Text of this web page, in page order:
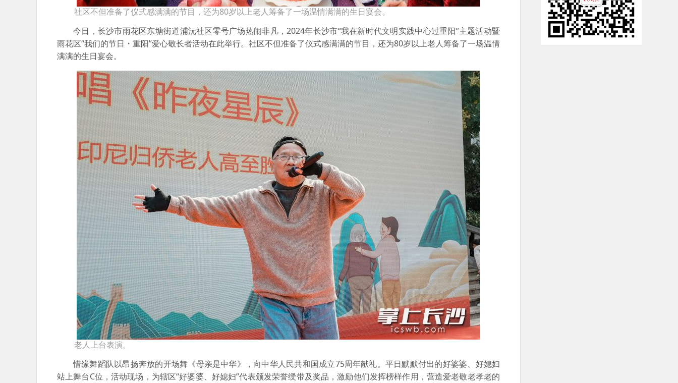
社区不但准备了仪式感满满的节目，还为80岁以上老人筹备了一场温情满满的生日宴会。
今日，长沙市雨花区东塘街道浦沅社区零号广场热闹非凡，2024年长沙市“我在新时代文明实践中心过重阳”主题活动暨
雨花区“我们的节日・重阳”爱心敬长者活动在此举行。社区不但准备了仪式感满满的节目，还为80岁以上老人筹备了一场温情
满满的生日宴会。
老人上台表演。
惜缘舞蹈队以昂扬奔放的开场舞《母亲是中华》，向中华人民共和国成立75周年献礼。平日默默付出的好婆婆、好媳妇
站上舞台C位，活动现场，为辖区“好婆婆、好媳妇”代表颁发荣誉绶带及奖品，激励他们发挥榜样作用，营造爱老敬老孝老的